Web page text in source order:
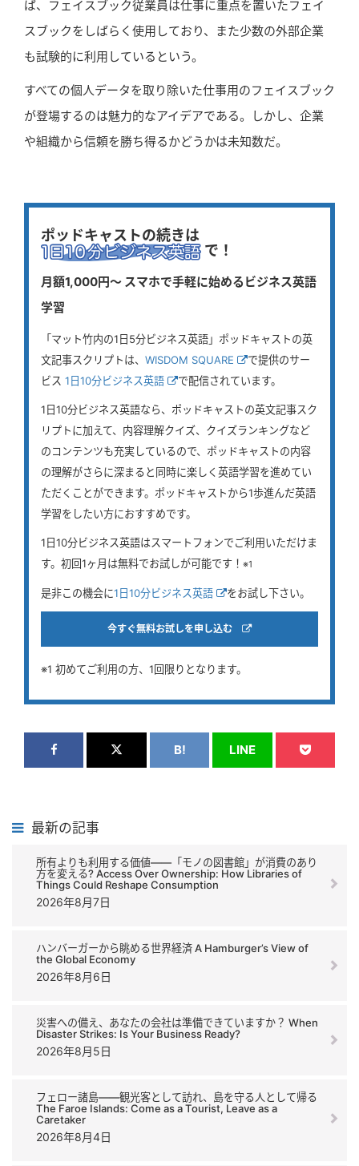
ば、フェイスブック従業員は仕事に重点を置いたフェイ
スブックをしばらく使用しており、また少数の外部企業
も試験的に利用しているという。
すべての個人データを取り除いた仕事用のフェイスブック
が登場するのは魅力的なアイデアである。しかし、企業
や組織から信頼を勝ち得るかどうかは未知数だ。
ポッドキャストの続きは
で！
月額1,000円〜 スマホで手軽に始めるビジネス英語
学習
「マット竹内の1日5分ビジネス英語」ポッドキャストの英
文記事スクリプトは、 WISDOM SQUARE
で提供のサー
ビス 1日10分ビジネス英語 で配信されています。
1日10分ビジネス英語なら、ポッドキャストの英文記事スク
リプトに加えて、内容理解クイズ、クイズランキングなど
のコンテンツも充実しているので、ポッドキャストの内容
の理解がさらに深まると同時に楽しく英語学習を進めてい
ただくことができます。ポッドキャストから1歩進んだ英語
学習をしたい方におすすめです。
1日10分ビジネス英語はスマートフォンでご利用いただけま
す。初回1ヶ月は無料でお試しが可能です！ ※1
是非この機会に1日10分ビジネス英語 をお試し下さい。
今すぐ無料お試しを申し込む
※1 初めてご利用の方、1回限りとなります。
B! LINE
最新の記事
所有よりも利用する価値――「モノの図書館」が消費のあり
方を変える? Access Over Ownership: How Libraries of
Things Could Reshape Consumption
2026年8月7日
ハンバーガーから眺める世界経済 A Hamburger’s View of
the Global Economy
2026年8月6日
災害への備え、あなたの会社は準備できていますか？ When
Disaster Strikes: Is Your Business Ready?
2026年8月5日
フェロー諸島――観光客として訪れ、島を守る人として帰る
The Faroe Islands: Come as a Tourist, Leave as a
Caretaker
2026年8月4日